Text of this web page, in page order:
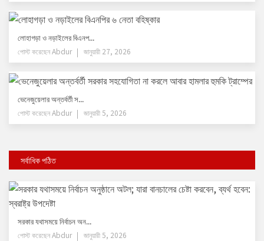
লোহাগড়া ও নড়াইলের বিএনপ...
পোস্ট করেছেনAbdur জানুয়ারী 27, 2026
ভেনেজুয়েলার অন্তর্বর্তী স...
পোস্ট করেছেনAbdur জানুয়ারী 5, 2026
সর্বাধিক পঠিত
সরকার যথাসময়ে নির্বাচন অন...
পোস্ট করেছেনAbdur জানুয়ারী 5, 2026